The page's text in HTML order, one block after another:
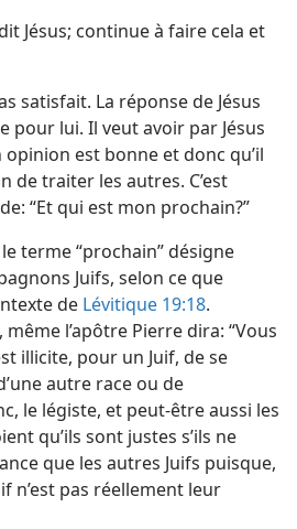
Jésus; continue à faire cela et
satisfait. La réponse de Jésus
pour lui. Il veut avoir par Jésus
est bonne et donc qu’il
de traiter les autres. C’est
“Et qui est mon prochain?”
terme “prochain” désigne
Juifs, selon ce que
de Lévitique 19:18.
même l’apôtre Pierre dira: “Vous
illicite, pour un Juif, de se
autre race ou de
le légiste, et peut-être aussi les
qu’ils sont justes s’ils ne
que les autres Juifs puisque,
n’est pas réellement leur